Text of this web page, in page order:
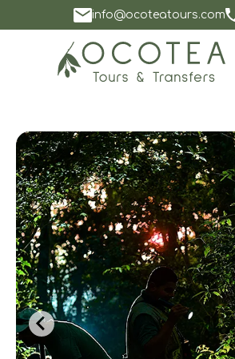
info@ocoteatours.com